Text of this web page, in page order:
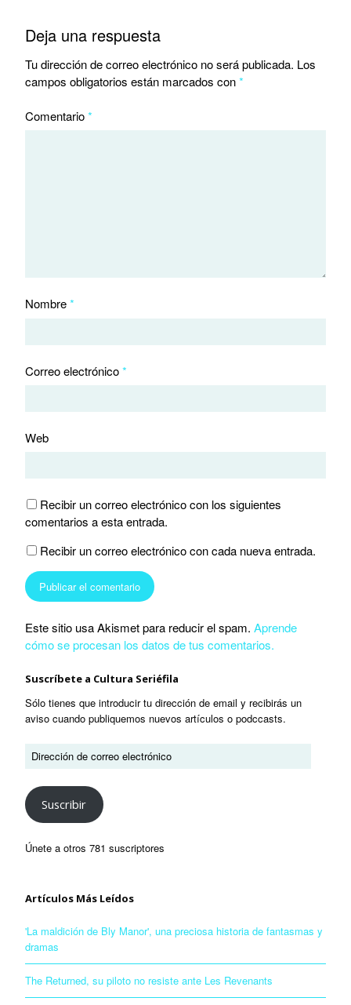
Deja una respuesta
Tu dirección de correo electrónico no será publicada. Los
campos obligatorios están marcados con*
Comentario*
Nombre*
Correo electrónico*
Web
Recibir un correo electrónico con los siguientes
comentarios a esta entrada.
Recibir un correo electrónico con cada nueva entrada.
Este sitio usa Akismet para reducir el spam. Aprende
cómo se procesan los datos de tus comentarios.
Suscríbete a Cultura Seriéfila
Sólo tienes que introducir tu dirección de email y recibirás un
aviso cuando publiquemos nuevos artículos o podccasts.
Suscribir
Únete a otros 781 suscriptores
Artículos Más Leídos
'La maldición de Bly Manor', una preciosa historia de fantasmas y
dramas
The Returned, su piloto no resiste ante Les Revenants